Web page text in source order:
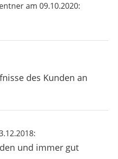
am 09.10.2020:
des Kunden an
und immer gut